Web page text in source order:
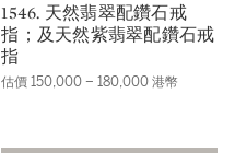
1546. 天然翡翠配鑽石戒
指；及天然紫翡翠配鑽石戒
指
估價 150,000 – 180,000 港幣